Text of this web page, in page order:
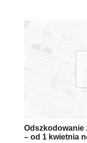
Odszkodowanie
– od 1 kwietnia